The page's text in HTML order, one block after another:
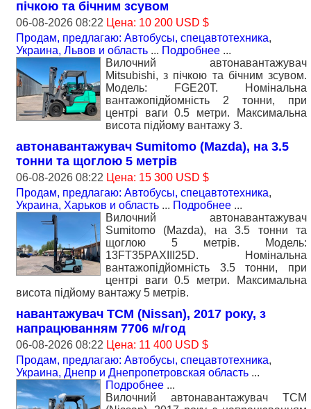
пічкою та бічним зсувом
06-08-2026 08:22 Цена: 10 200 USD $
Продам, предлагаю: Автобусы, спецавтотехника,
Украина, Львов и область ... Подробнее ...
Вилочний автонавантажувач
Mitsubishi, з пічкою та бічним зсувом.
Модель: FGE20T. Номiнальна
вантажопідйомність 2 тонни, при
центрі ваги 0.5 метри. Максимальна
висота підйому вантажу 3.
автонавантажувач Sumitomo (Mazda), на 3.5
тонни та щоглою 5 метрів
06-08-2026 08:22 Цена: 15 300 USD $
Продам, предлагаю: Автобусы, спецавтотехника,
Украина, Харьков и область ... Подробнее ...
Вилочний автонавантажувач
Sumitomo (Mazda), на 3.5 тонни та
щоглою 5 метрів. Модель:
13FT35PAXIII25D. Номiнальна
вантажопідйомність 3.5 тонни, при
центрі ваги 0.5 метри. Максимальна
висота підйому вантажу 5 метрів.
навантажувач TCM (Nissan), 2017 року, з
напрацюванням 7706 м/год
06-08-2026 08:22 Цена: 11 400 USD $
Продам, предлагаю: Автобусы, спецавтотехника,
Украина, Днепр и Днепропетровская область ...
Подробнее ...
Вилочний автонавантажувач TCM